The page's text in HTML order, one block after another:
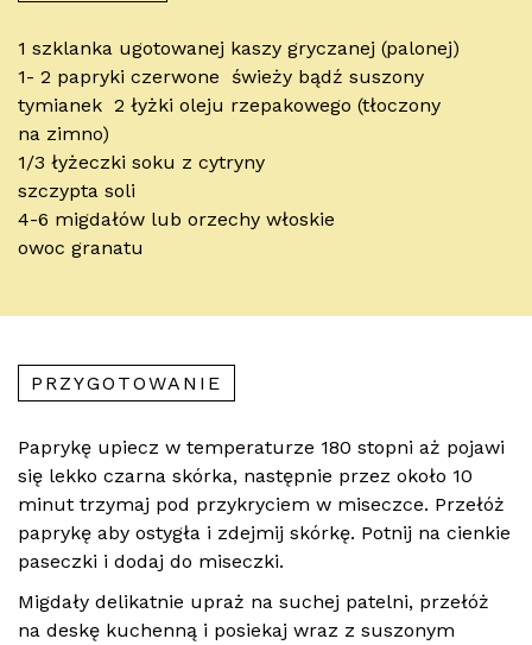
1 szklanka ugotowanej kaszy gryczanej (palonej)
1- 2 papryki czerwone świeży bądź suszony
tymianek 2 łyżki oleju rzepakowego (tłoczony
na zimno)
1/3 łyżeczki soku z cytryny
szczypta soli
4-6 migdałów lub orzechy włoskie
owoc granatu
PRZYGOTOWANIE
Paprykę upiecz w temperaturze 180 stopni aż pojawi
się lekko czarna skórka, następnie przez około 10
minut trzymaj pod przykryciem w miseczce. Przełóż
paprykę aby ostygła i zdejmij skórkę. Potnij na cienkie
paseczki i dodaj do miseczki.
Migdały delikatnie upraż na suchej patelni, przełóż
na deskę kuchenną i posiekaj wraz z suszonym